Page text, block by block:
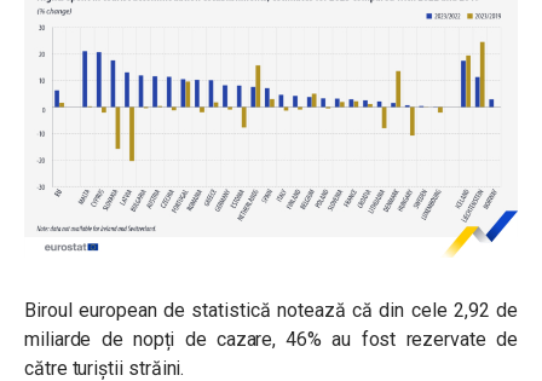
Biroul european de statistică notează că din cele 2,92 de
miliarde de nopți de cazare, 46% au fost rezervate de
către turiștii străini.